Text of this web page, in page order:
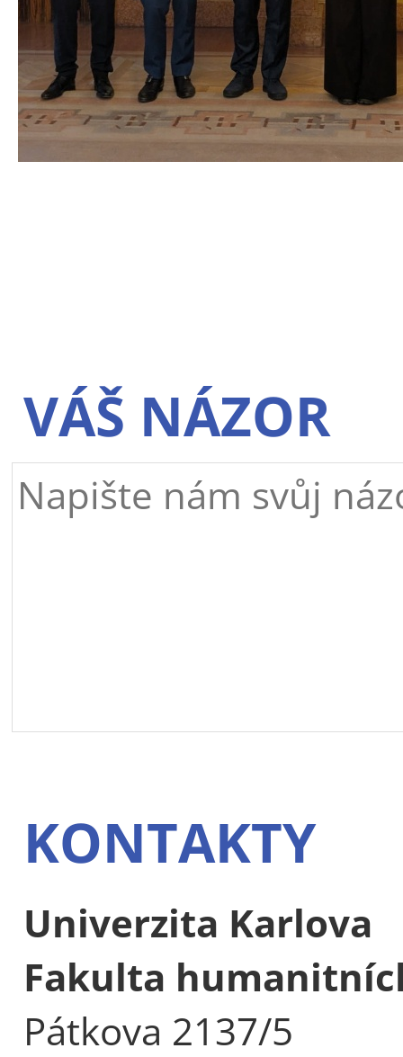
VÁŠ NÁZOR
KONTAKTY
Univerzita Karlova
Fakulta
Pátkova 2137/5